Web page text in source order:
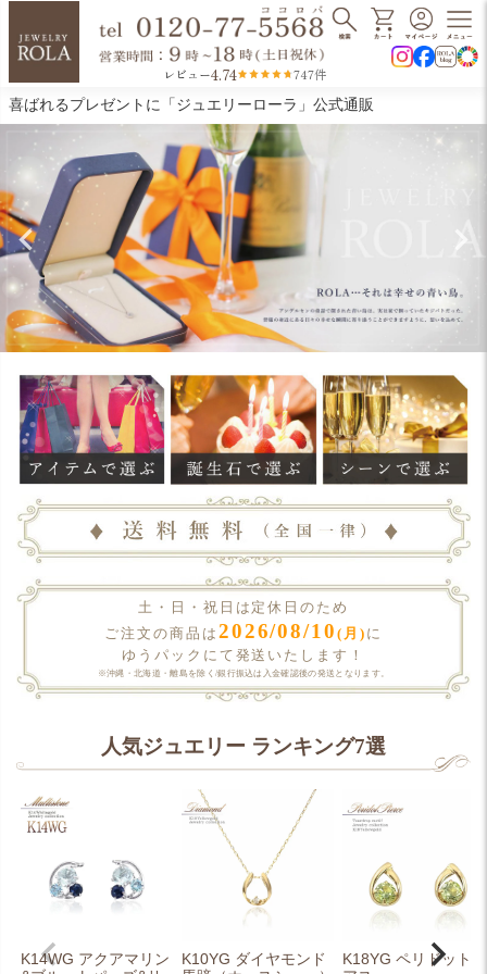
レビュー4.74 747件
喜ばれるプレゼントに「ジュエリーローラ」公式通販
土・日・祝日は定休日のため
ご注文の商品は 2026/08/10(月) に
ゆうパックにて発送いたします！
※沖縄・北海道・離島を除く/銀行振込は入金確認後の発送となります。
人気ジュエリー ランキング7選
K14WG アクアマリン
K10YG ダイヤモンド
K18YG ペリドット